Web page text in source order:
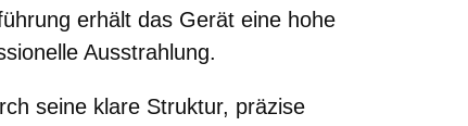
erhält das Gerät eine hohe
Ausstrahlung.
seine klare Struktur, präzise